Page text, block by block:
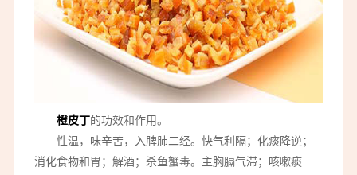
橙皮丁的功效和作用。
性温，味辛苦，入脾肺二经。快气利隔；化痰降逆；
消化食物和胃；解酒；杀鱼蟹毒。主胸膈气滞；咳嗽痰